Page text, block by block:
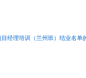
经理培训（兰州班）结业名单